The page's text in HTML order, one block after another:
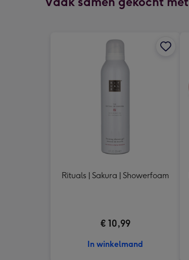
Rituals | Sakura | Showerfoam
€ 10,99
In winkelmand